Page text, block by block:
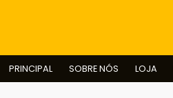
PRINCIPAL SOBRE NÓS LOJA